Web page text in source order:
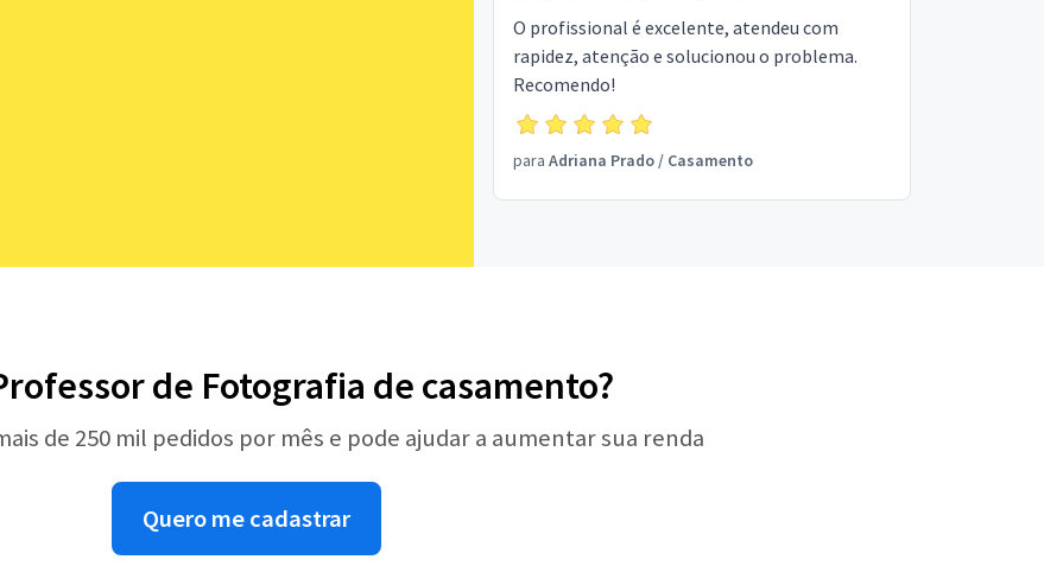
O profissional é excelente, atendeu com
rapidez, atenção e solucionou o problema.
Recomendo!
para Adriana Prado/ Casamento
de Fotografia de casamento?
de 250 mil pedidos por mês e pode ajudar a aumentar sua renda
Quero me cadastrar